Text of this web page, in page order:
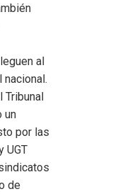
al
nacional.
Tribunal
un
por las
UGT
de